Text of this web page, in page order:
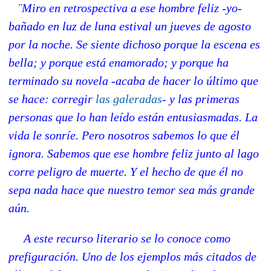
¨Miro en retrospectiva a ese hombre feliz -yo-
bañado en luz de luna estival un jueves de agosto
por la noche. Se siente dichoso porque la escena es
bella; y porque está enamorado; y porque ha
terminado su novela -acaba de hacer lo último que
se hace: corregir las galeradas- y las primeras
personas que lo han leído están entusiasmadas. La
vida le sonríe. Pero nosotros sabemos lo que él
ignora. Sabemos que ese hombre feliz junto al lago
corre peligro de muerte. Y el hecho de que él no
sepa nada hace que nuestro temor sea más grande
aún.
A este recurso literario se lo conoce como
prefiguración. Uno de los ejemplos más citados de